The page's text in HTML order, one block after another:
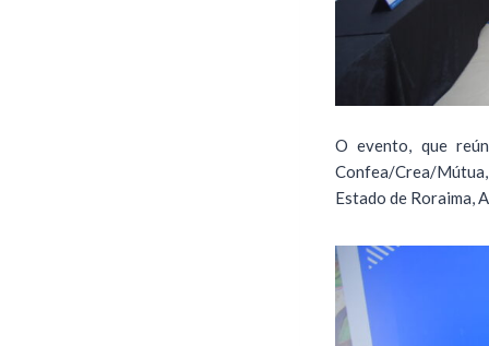
O evento, que
Confea/Crea/
Estado de Roraima,